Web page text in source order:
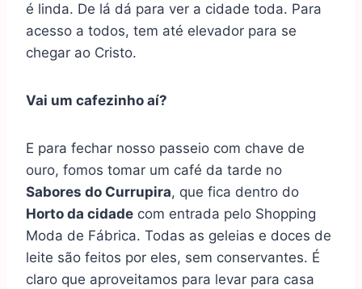
é linda. De lá dá para ver a cidade toda. Para
acesso a todos, tem até elevador para se
chegar ao Cristo.
Vai um cafezinho aí?
E para fechar nosso passeio com chave de
ouro, fomos tomar um café da tarde no
Sabores do Currupira, que fica dentro do
Horto da cidade com entrada pelo Shopping
Moda de Fábrica. Todas as geleias e doces de
leite são feitos por eles, sem conservantes. É
claro que aproveitamos para levar para casa